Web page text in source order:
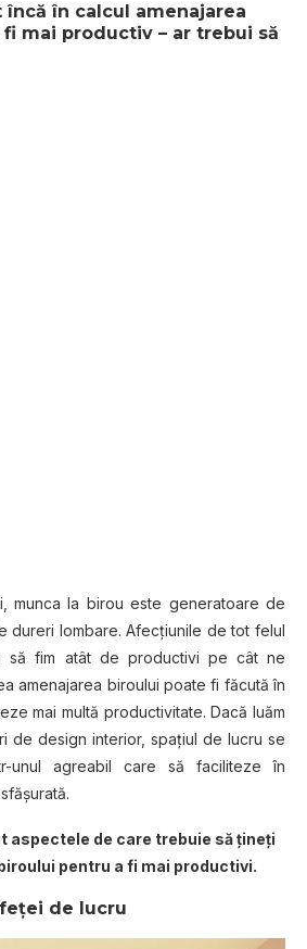
încă în calcul amenajarea
mai productiv – ar trebui să
munca la birou este generatoare de
dureri lombare. Afecţiunile de tot felul
să fim atât de productivi pe cât ne
amenajarea biroului poate fi făcută în
mai multă productivitate. Dacă luăm
de design interior, spaţiul de lucru se
unul agreabil care să faciliteze în
aspectele de care trebuie să ţineţi
pentru a fi mai productivi.
de lucru